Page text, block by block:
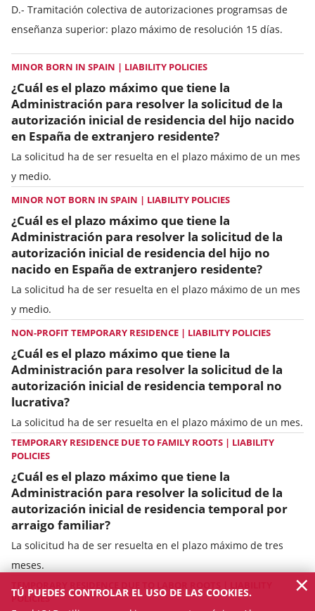
D.- Tramitación colectiva de autorizaciones programsas de
enseñanza superior: plazo máximo de resolución 15 días.
MINOR BORN IN SPAIN | LIABILITY POLICIES
¿Cuál es el plazo máximo que tiene la
Administración para resolver la solicitud de la
autorización inicial de residencia del hijo nacido
en España de extranjero residente?
La solicitud ha de ser resuelta en el plazo máximo de un mes
y medio.
MINOR NOT BORN IN SPAIN | LIABILITY POLICIES
¿Cuál es el plazo máximo que tiene la
Administración para resolver la solicitud de la
autorización inicial de residencia del hijo no
nacido en España de extranjero residente?
La solicitud ha de ser resuelta en el plazo máximo de un mes
y medio.
NON-PROFIT TEMPORARY RESIDENCE | LIABILITY POLICIES
¿Cuál es el plazo máximo que tiene la
Administración para resolver la solicitud de la
autorización inicial de residencia temporal no
lucrativa?
La solicitud ha de ser resuelta en el plazo máximo de un mes.
TEMPORARY RESIDENCE DUE TO FAMILY ROOTS | LIABILITY
POLICIES
¿Cuál es el plazo máximo que tiene la
Administración para resolver la solicitud de la
autorización inicial de residencia temporal por
arraigo familiar?
La solicitud ha de ser resuelta en el plazo máximo de tres
meses.
TEMPORARY RESIDENCE DUE TO LABOR ROOTS | LIABILITY
POLICIES
TÚ PUEDES CONTROLAR EL USO DE LAS COOKIES.
×